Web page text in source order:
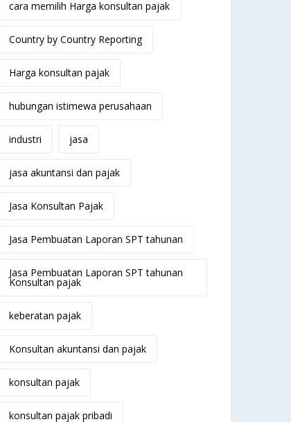
cara memilih Harga konsultan pajak
Country by Country Reporting
Harga konsultan pajak
hubungan istimewa perusahaan
industri jasa
jasa akuntansi dan pajak
Jasa Konsultan Pajak
Jasa Pembuatan Laporan SPT tahunan
Jasa Pembuatan Laporan SPT tahunan
Konsultan pajak
keberatan pajak
Konsultan akuntansi dan pajak
konsultan pajak
konsultan pajak pribadi